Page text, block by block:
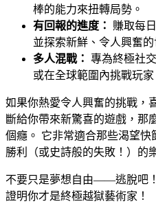
棒的能力來扭轉局勢。
有回報的進度：
賺取每
並探索新鮮、令人興奮的
多人混戰： 專為終極社
或在全球範圍內挑戰玩
如果你熱愛令人興奮的挑戰，
斷給你帶來新驚喜的遊戲，那
個癮。 它非常適合那些渴望
勝利（或史詩般的失敗！）的
不要只是夢想自由——逃脫吧！
證明你才是終極越獄藝術家！